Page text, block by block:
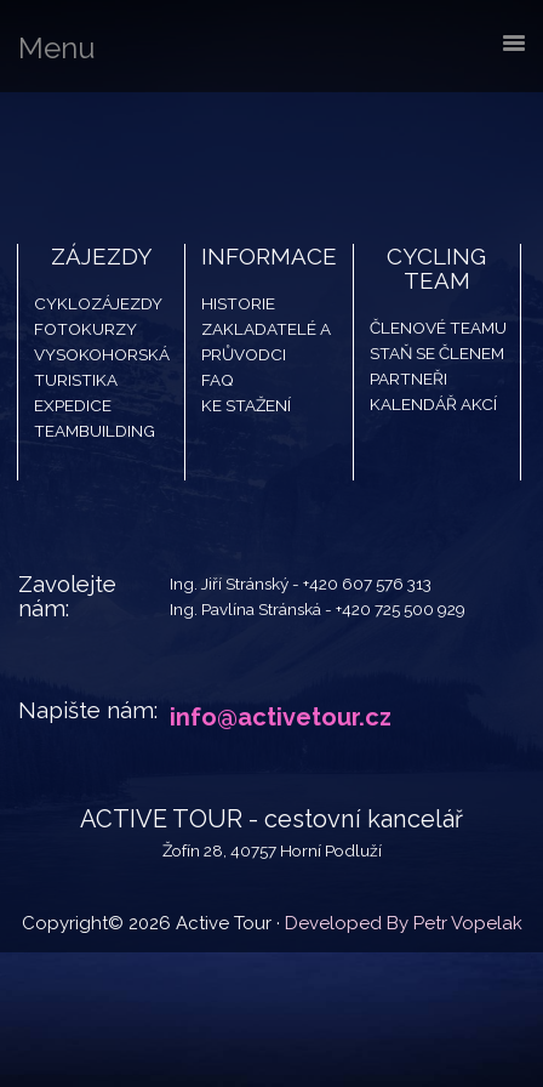
Menu
ZÁJEZDY
CYKLOZÁJEZDY
FOTOKURZY
VYSOKOHORSKÁ
TURISTIKA
EXPEDICE
TEAMBUILDING
INFORMACE
HISTORIE
ZAKLADATELÉ A
PRŮVODCI
FAQ
KE STAŽENÍ
CYCLING
TEAM
ČLENOVÉ TEAMU
STAŇ SE ČLENEM
PARTNEŘI
KALENDÁŘ AKCÍ
Zavolejte
nám:
Ing. Jiří Stránský -+420 607 576 313
Ing. Pavlína Stránská -+420 725 500 929
Napište nám: info@activetour.cz
ACTIVE TOUR - cestovní kancelář
Žofín 28, 40757 Horní Podluží
Copyright© 2026 Active Tour · Developed By Petr Vopelak